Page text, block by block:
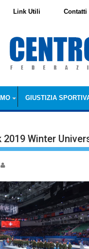
GIUSTIZIA
Link Utili Contatti
2019 Winter